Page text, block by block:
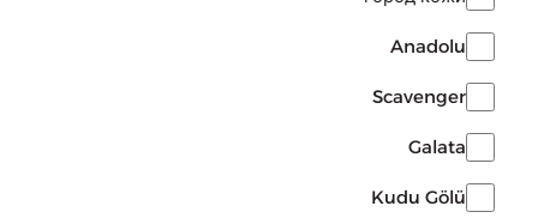
تقسيط يلا فزعة
تقسيط نداء الحرب
Crystal of Atlan
Lineage2m
ايوا
باث اند بدي وركس
الحماية المتطورة
Anadolu
Scavenger
Galata
Kudu Gölü